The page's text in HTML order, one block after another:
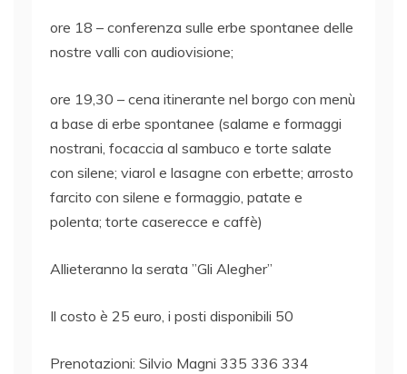
ore 18 – conferenza sulle erbe spontanee delle
nostre valli con audiovisione;
ore 19,30 – cena itinerante nel borgo con menù
a base di erbe spontanee (salame e formaggi
nostrani, focaccia al sambuco e torte salate
con silene; viarol e lasagne con erbette; arrosto
farcito con silene e formaggio, patate e
polenta; torte caserecce e caffè)
Allieteranno la serata ”Gli Alegher”
Il costo è 25 euro, i posti disponibili 50
Prenotazioni: Silvio Magni 335 336 334